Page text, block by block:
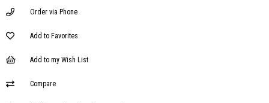
Order via Phone
Add to Favorites
Add to my Wish List
Compare